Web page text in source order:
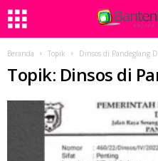
Beranda Topik Dinsos di Pandeglang
Topik: Dinsos di